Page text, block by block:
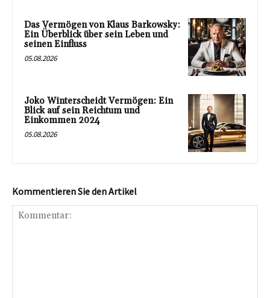
Das Vermögen von Klaus Barkowsky:
Ein Überblick über sein Leben und
seinen Einfluss
05.08.2026
Joko Winterscheidt Vermögen: Ein
Blick auf sein Reichtum und
Einkommen 2024
05.08.2026
Kommentieren Sie den Artikel